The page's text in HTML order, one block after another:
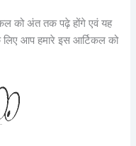
को अंत तक पढ़े होंगे एवं यह
आप हमारे इस आर्टिकल को